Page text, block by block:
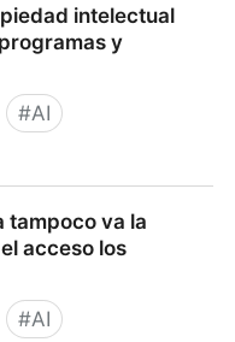
intelectual
y
#AI
justifica la
públicos
tampoco va la
acceso los
#AI